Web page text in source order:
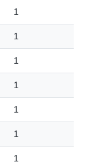
1
1
1
1
1
1
1